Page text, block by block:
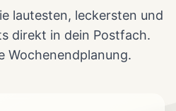
lautesten, leckersten und
direkt in dein Postfach.
Wochenendplanung.